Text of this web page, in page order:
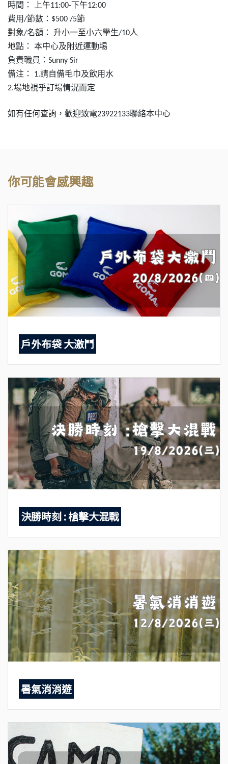
時間： 上午11:00- 下午12:00
費用/節數： $500 /5節
對象/名額： 升小一至小六學⽣/10人
地點：
本中心及附近運動埸
負責職員： Sunny Sir
備注： 1.請自備毛巾及飲用水
2.場地視乎訂場情況而定
如有任何查詢，歡迎致電23922133聯絡本中心
你可能會感興趣
戶外布袋 大激鬥
決勝時刻 : 槍擊大混戰
暑氣消消遊